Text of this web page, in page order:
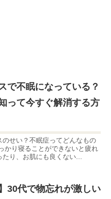
で不眠になっている？
って今すぐ解消する方
のせい？不眠症ってどんなもの
かり寝ることができないと疲れ
たり、お肌にも良くない...
30代で物忘れが激しい